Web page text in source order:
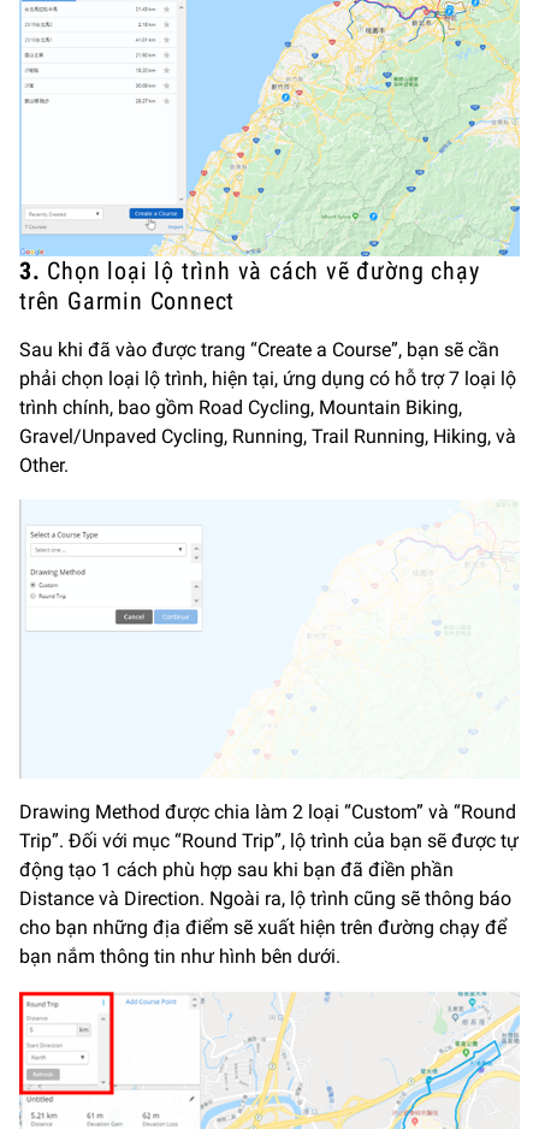
3. Chọn loại lộ trình và cách vẽ đường chạy
trên Garmin Connect
Sau khi đã vào được trang “Create a Course”, bạn sẽ cần
phải chọn loại lộ trình, hiện tại, ứng dụng có hỗ trợ 7 loại lộ
trình chính, bao gồm Road Cycling, Mountain Biking,
Gravel/Unpaved Cycling, Running, Trail Running, Hiking, và
Other.
Drawing Method được chia làm 2 loại “Custom” và “Round
Trip”. Đối với mục “Round Trip”, lộ trình của bạn sẽ được tự
động tạo 1 cách phù hợp sau khi bạn đã điền phần
Distance và Direction. Ngoài ra, lộ trình cũng sẽ thông báo
cho bạn những địa điểm sẽ xuất hiện trên đường chạy để
bạn nắm thông tin như hình bên dưới.